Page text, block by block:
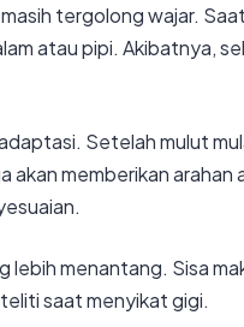
tergolong wajar.
atau pipi. Akibatnya,
Setelah mulut
akan memberikan
menantang. Sisa
saat menyikat gigi.